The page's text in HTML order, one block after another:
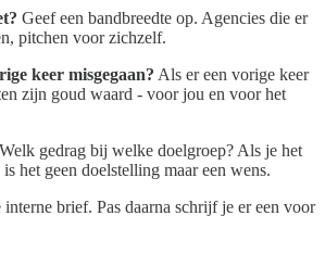
Geef een bandbreedte op. Agencies die er
pitchen voor zichzelf.
keer misgegaan? Als er een vorige keer
zijn goud waard - voor jou en voor het
Welk gedrag bij welke doelgroep? Als je het
het geen doelstelling maar een wens.
brief. Pas daarna schrijf je er een voor